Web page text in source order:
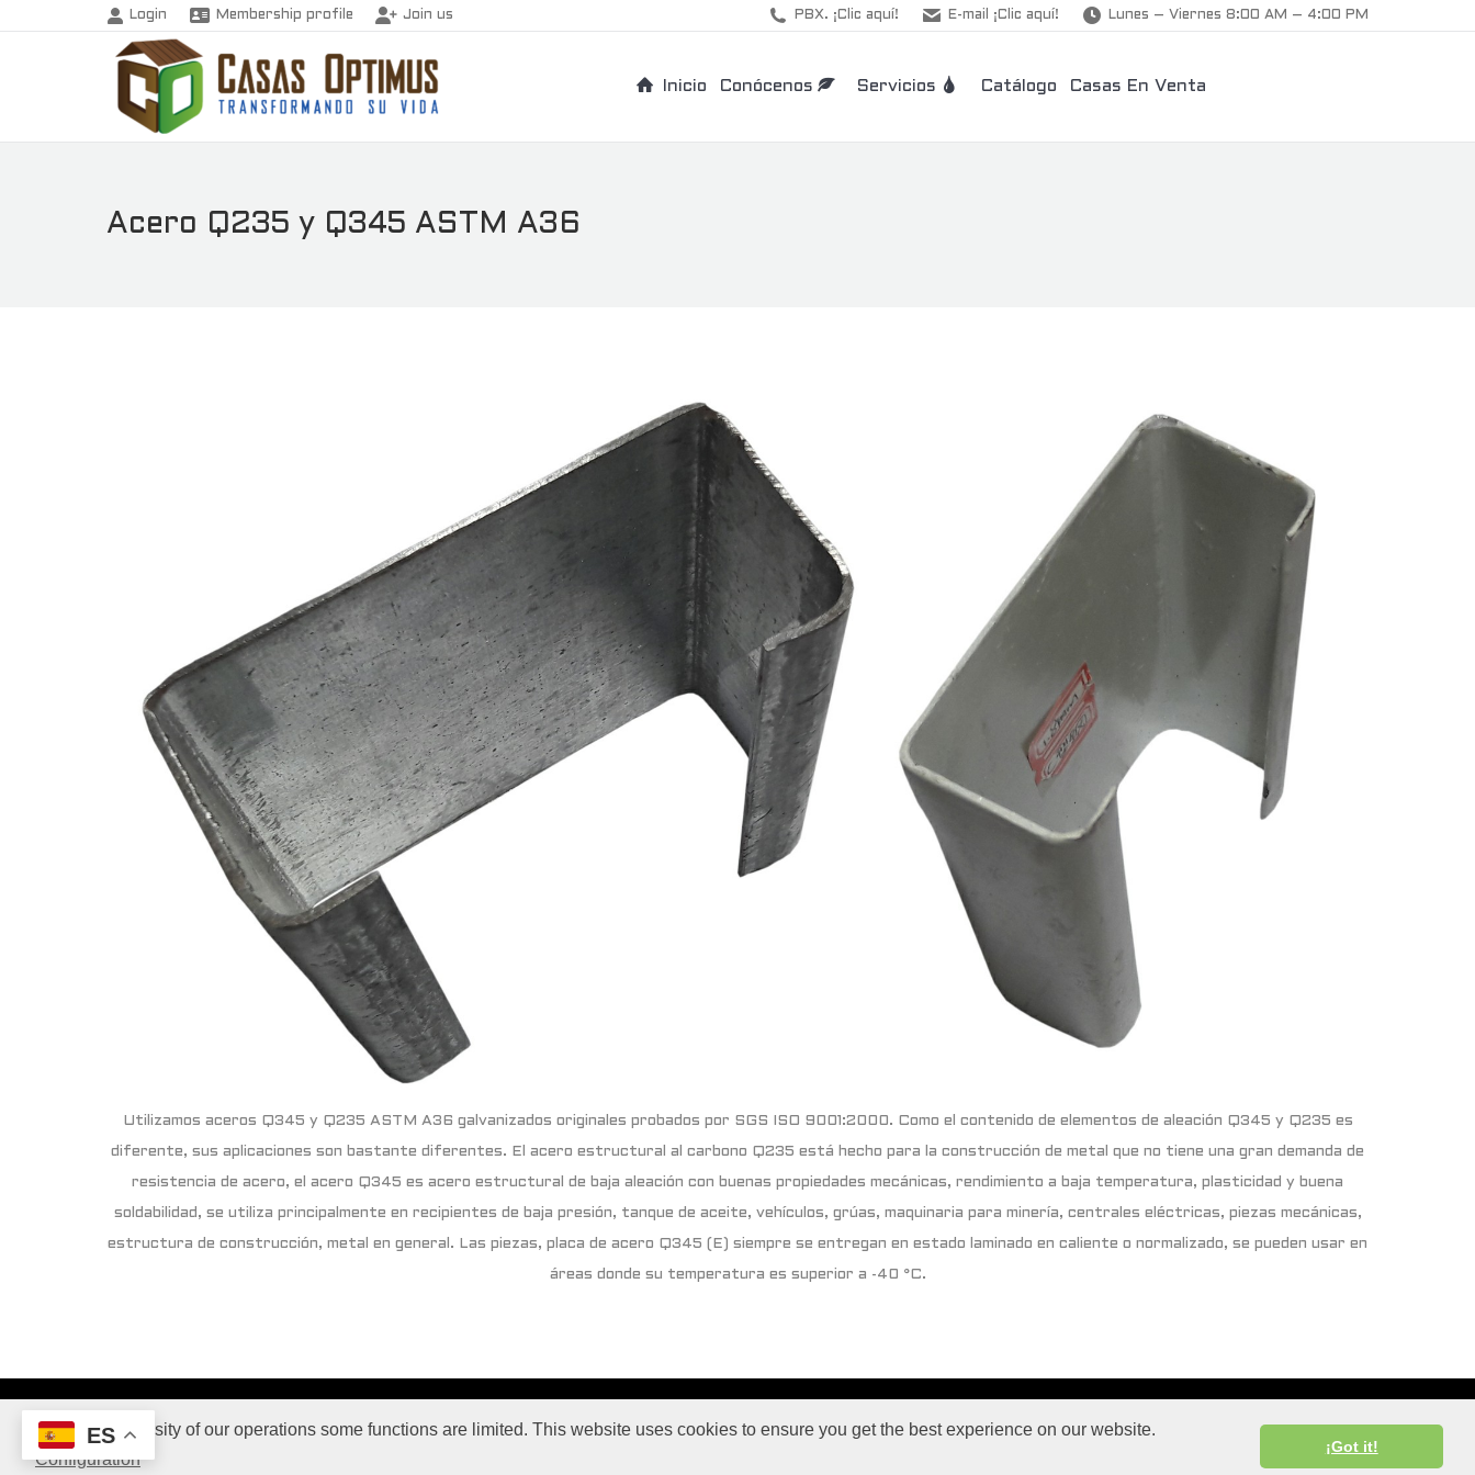
Due to the diversity of our operations some functions are limited. This website uses cookies to ensure you get the best experience on our website.
Configuration
¡Got it!
Login Membership profile Join us PBX. ¡Clic aquí! E-mail ¡Clic aquí! Lunes – Viernes 8:00 AM – 4:00 PM
Inicio Conócenos Servicios Catálogo Casas En Venta
Acero Q235 y Q345 ASTM A36
Utilizamos aceros Q345 y Q235 ASTM A36 galvanizados originales probados por SGS ISO 9001:2000. Como el contenido de elementos de aleación Q345 y Q235 es
diferente, sus aplicaciones son bastante diferentes. El acero estructural al carbono Q235 está hecho para la construcción de metal que no tiene una gran demanda de
resistencia de acero, el acero Q345 es acero estructural de baja aleación con buenas propiedades mecánicas, rendimiento a baja temperatura, plasticidad y buena
soldabilidad, se utiliza principalmente en recipientes de baja presión, tanque de aceite, vehículos, grúas, maquinaria para minería, centrales eléctricas, piezas mecánicas,
estructura de construcción, metal en general. Las piezas, placa de acero Q345 (E) siempre se entregan en estado laminado en caliente o normalizado, se pueden usar en
áreas donde su temperatura es superior a -40 °C.
Con pasión para el universo, Casas Optimus, Operating Company, S.A. 2017-2030 © copyright todos los derechos reservados.
ES